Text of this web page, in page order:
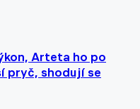
Arteta ho po
pryč, shodují se